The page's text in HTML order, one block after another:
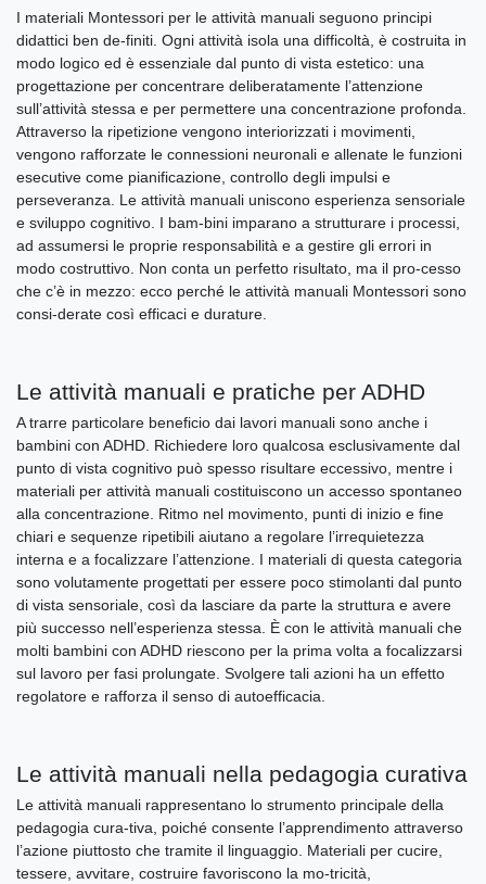
I materiali Montessori per le attività manuali seguono principi
didattici ben de-finiti. Ogni attività isola una difficoltà, è costruita in
modo logico ed è essenziale dal punto di vista estetico: una
progettazione per concentrare deliberatamente l’attenzione
sull’attività stessa e per permettere una concentrazione profonda.
Attraverso la ripetizione vengono interiorizzati i movimenti,
vengono rafforzate le connessioni neuronali e allenate le funzioni
esecutive come pianificazione, controllo degli impulsi e
perseveranza. Le attività manuali uniscono esperienza sensoriale
e sviluppo cognitivo. I bam-bini imparano a strutturare i processi,
ad assumersi le proprie responsabilità e a gestire gli errori in
modo costruttivo. Non conta un perfetto risultato, ma il pro-cesso
che c’è in mezzo: ecco perché le attività manuali Montessori sono
consi-derate così efficaci e durature.
Le attività manuali e pratiche per ADHD
A trarre particolare beneficio dai lavori manuali sono anche i
bambini con ADHD. Richiedere loro qualcosa esclusivamente dal
punto di vista cognitivo può spesso risultare eccessivo, mentre i
materiali per attività manuali costituiscono un accesso spontaneo
alla concentrazione. Ritmo nel movimento, punti di inizio e fine
chiari e sequenze ripetibili aiutano a regolare l’irrequietezza
interna e a focalizzare l’attenzione. I materiali di questa categoria
sono volutamente progettati per essere poco stimolanti dal punto
di vista sensoriale, così da lasciare da parte la struttura e avere
più successo nell’esperienza stessa. È con le attività manuali che
molti bambini con ADHD riescono per la prima volta a focalizzarsi
sul lavoro per fasi prolungate. Svolgere tali azioni ha un effetto
regolatore e rafforza il senso di autoefficacia.
Le attività manuali nella pedagogia curativa
Le attività manuali rappresentano lo strumento principale della
pedagogia cura-tiva, poiché consente l’apprendimento attraverso
l’azione piuttosto che tramite il linguaggio. Materiali per cucire,
tessere, avvitare, costruire favoriscono la mo-tricità,